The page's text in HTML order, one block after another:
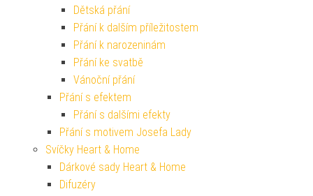
Dětská přání
Přání k dalším příležitostem
Přání k narozeninám
Přání ke svatbě
Vánoční přání
Přání s efektem
Přání s dalšími efekty
Přání s motivem Josefa Lady
Svíčky Heart & Home
Dárkové sady Heart & Home
Difuzéry